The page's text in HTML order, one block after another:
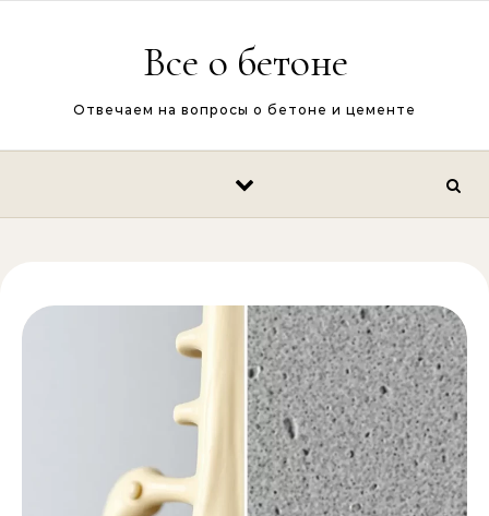
Все о бетоне
Отвечаем на вопросы о бетоне и цементе